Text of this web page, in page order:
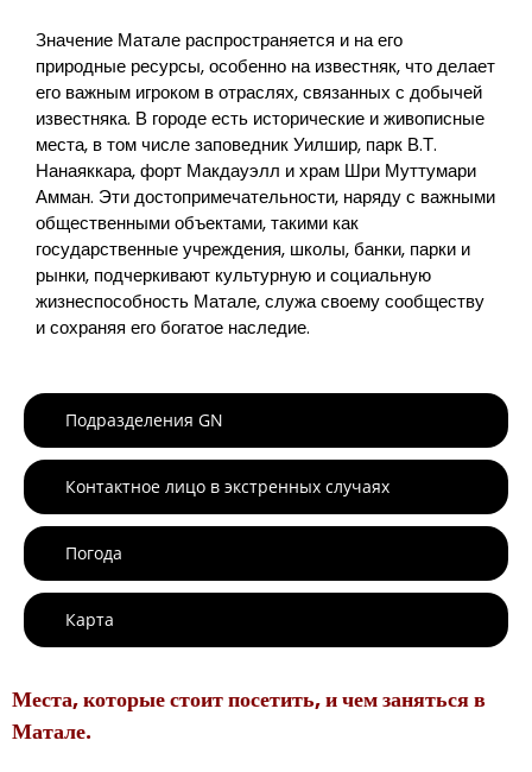
Подразделения GN
Контактное лицо в экстренных случаях
Погода
Карта
Значение Матале распространяется и на его
природные ресурсы, особенно на известняк, что делает
его важным игроком в отраслях, связанных с добычей
известняка. В городе есть исторические и живописные
места, в том числе заповедник Уилшир, парк В.Т.
Нанаяккара, форт Макдауэлл и храм Шри Муттумари
Амман. Эти достопримечательности, наряду с важными
общественными объектами, такими как
государственные учреждения, школы, банки, парки и
рынки, подчеркивают культурную и социальную
жизнеспособность Матале, служа своему сообществу
и сохраняя его богатое наследие.
Места, которые стоит посетить, и чем заняться в
Матале.